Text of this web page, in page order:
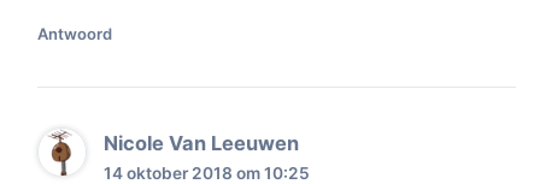
Antwoord
Nicole Van Leeuwen
14 oktober 2018 om 10:25